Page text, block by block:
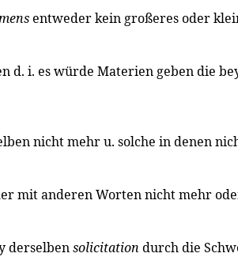
entweder kein großeres oder
d. i. es würde Materien geben die
nicht mehr u. solche in denen
mit anderen Worten nicht mehr
derselbensolicitation durch die